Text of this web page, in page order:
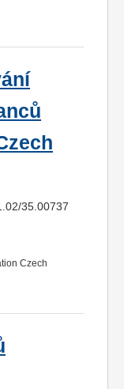
35.00737
Czech